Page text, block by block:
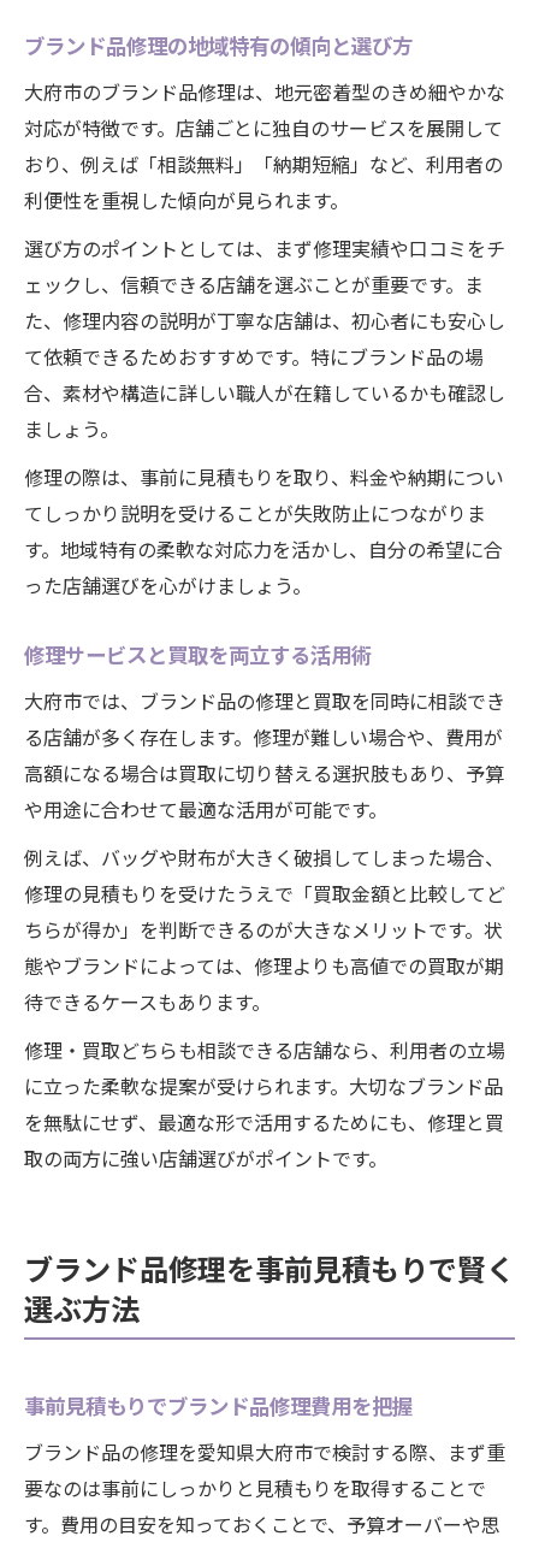
ブランド品修理の地域特有の傾向と選び方
大府市のブランド品修理は、地元密着型のきめ細やかな
対応が特徴です。店舗ごとに独自のサービスを展開して
おり、例えば「相談無料」「納期短縮」など、利用者の
利便性を重視した傾向が見られます。
選び方のポイントとしては、まず修理実績や口コミをチ
ェックし、信頼できる店舗を選ぶことが重要です。ま
た、修理内容の説明が丁寧な店舗は、初心者にも安心し
て依頼できるためおすすめです。特にブランド品の場
合、素材や構造に詳しい職人が在籍しているかも確認し
ましょう。
修理の際は、事前に見積もりを取り、料金や納期につい
てしっかり説明を受けることが失敗防止につながりま
す。地域特有の柔軟な対応力を活かし、自分の希望に合
った店舗選びを心がけましょう。
修理サービスと買取を両立する活用術
大府市では、ブランド品の修理と買取を同時に相談でき
る店舗が多く存在します。修理が難しい場合や、費用が
高額になる場合は買取に切り替える選択肢もあり、予算
や用途に合わせて最適な活用が可能です。
例えば、バッグや財布が大きく破損してしまった場合、
修理の見積もりを受けたうえで「買取金額と比較してど
ちらが得か」を判断できるのが大きなメリットです。状
態やブランドによっては、修理よりも高値での買取が期
待できるケースもあります。
修理・買取どちらも相談できる店舗なら、利用者の立場
に立った柔軟な提案が受けられます。大切なブランド品
を無駄にせず、最適な形で活用するためにも、修理と買
取の両方に強い店舗選びがポイントです。
ブランド品修理を事前見積もりで賢く
選ぶ方法
事前見積もりでブランド品修理費用を把握
ブランド品の修理を愛知県大府市で検討する際、まず重
要なのは事前にしっかりと見積もりを取得することで
す。費用の目安を知っておくことで、予算オーバーや思